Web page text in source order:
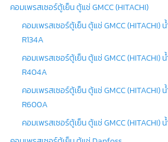
คอมเพรสเซอร์ตู้เย็น ตู้แช่ GMCC (HITACHI)
คอมเพรสเซอร์ตู้เย็น ตู้แช่ GMCC (HITACHI)
R134A
คอมเพรสเซอร์ตู้เย็น ตู้แช่ GMCC (HITACHI)
R404A
คอมเพรสเซอร์ตู้เย็น ตู้แช่ GMCC (HITACHI)
R600A
คอมเพรสเซอร์ตู้เย็น ตู้แช่ GMCC (HITACHI)